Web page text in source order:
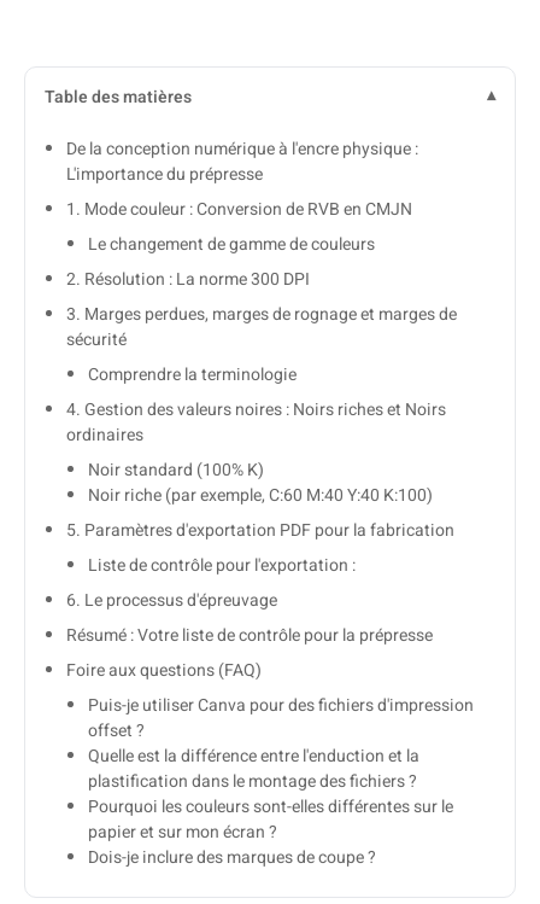
Table des matières
De la conception numérique à l'encre physique :
L'importance du prépresse
1. Mode couleur : Conversion de RVB en CMJN
Le changement de gamme de couleurs
2. Résolution : La norme 300 DPI
3. Marges perdues, marges de rognage et marges de
sécurité
Comprendre la terminologie
4. Gestion des valeurs noires : Noirs riches et Noirs
ordinaires
Noir standard (100% K)
Noir riche (par exemple, C:60 M:40 Y:40 K:100)
5. Paramètres d'exportation PDF pour la fabrication
Liste de contrôle pour l'exportation :
6. Le processus d'épreuvage
Résumé : Votre liste de contrôle pour la prépresse
Foire aux questions (FAQ)
Puis-je utiliser Canva pour des fichiers d'impression
offset ?
Quelle est la différence entre l'enduction et la
plastification dans le montage des fichiers ?
Pourquoi les couleurs sont-elles différentes sur le
papier et sur mon écran ?
Dois-je inclure des marques de coupe ?